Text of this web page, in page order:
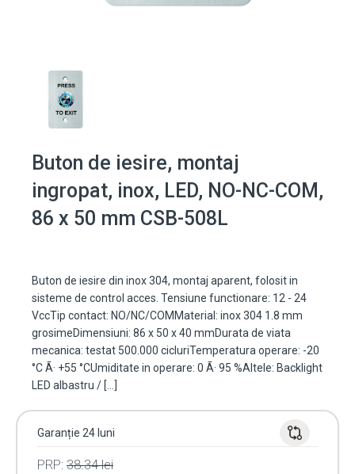
Buton de iesire, montaj
ingropat, inox, LED, NO-NC-COM,
86 x 50 mm CSB-508L
Buton de iesire din inox 304, montaj aparent, folosit in
sisteme de control acces. Tensiune functionare: 12 - 24
VccTip contact: NO/NC/COMMaterial: inox 304 1.8 mm
grosimeDimensiuni: 86 x 50 x 40 mmDurata de viata
mecanica: testat 500.000 cicluriTemperatura operare: -20
°C Ã· +55 °CUmiditate in operare: 0 Ã· 95 %Altele: Backlight
LED albastru / […]
Garanție 24 luni
PRP: 38.34lei